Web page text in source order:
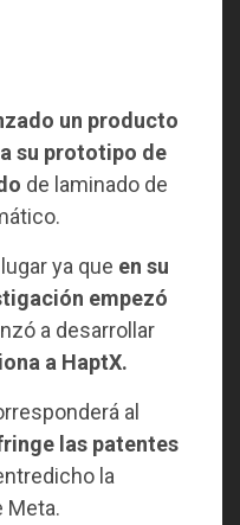
un producto
su prototipo de
de laminado de
ya que en su
empezó
a desarrollar
a HaptX.
al
las patentes
la
Meta.